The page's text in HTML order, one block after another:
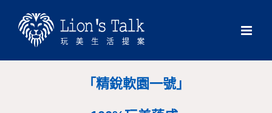
content
「精銳軟園一號」